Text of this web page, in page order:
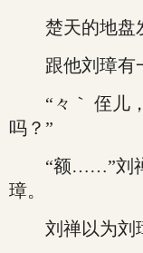
楚天的地盘
跟他刘璋有
“々｀ 侄儿，
吗？”
“额……”刘禅
璋。
刘禅以为刘璋